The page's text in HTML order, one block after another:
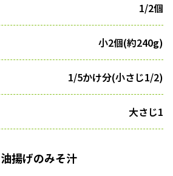
1/2個
小2個(約240g)
1/5かけ分(小さじ1/2)
大さじ1
揚げのみそ汁